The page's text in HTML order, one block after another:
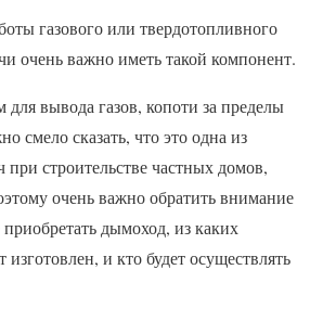
газового или твердотопливного
очень важно иметь такой компонент.
вывода газов, копоти за пределы
смело сказать, что это одна из
при строительстве частных домов,
очень важно обратить внимание
приобретать дымоход, из каких
изготовлен, и кто будет осуществлять